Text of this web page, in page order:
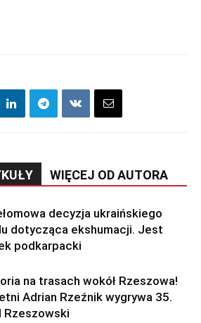
WIĘCEJ OD AUTORA
decyzja ukraińskiego
dotycząca ekshumacji. Jest
podkarpacki
na trasach wokół Rzeszowa!
Adrian Rzeźnik wygrywa 35.
Rzeszowski